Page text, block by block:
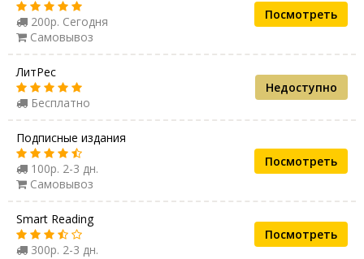
200р. Сегодня
Самовывоз
Посмотреть
ЛитРес
Бесплатно
Недоступно
Подписные издания
100р. 2-3 дн.
Самовывоз
Посмотреть
Smart Reading
300р. 2-3 дн.
Посмотреть